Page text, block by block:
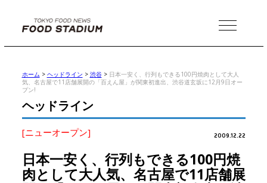
MENU
ホーム > ヘッドライン > 渋谷> 日本一安く、行列もできる100円焼肉として大人
気、名古屋で11店舗展開の「百えん屋」が関東初進出、渋谷道玄坂に12月9日オー
プン!
ヘッドライン
[ニューオープン] 2009.12.22
日本一安く、行列もできる100円焼
肉として大人気、名古屋で11店舗展